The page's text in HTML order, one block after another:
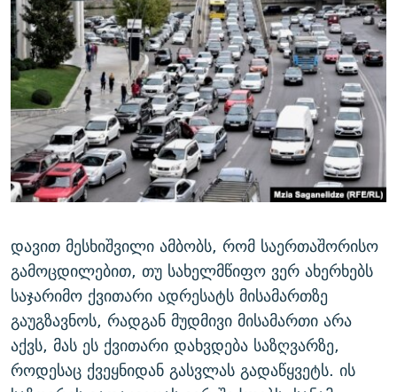
დავით მესხიშვილი ამბობს, რომ საერთაშორისო
გამოცდილებით, თუ სახელმწიფო ვერ ახერხებს
საჯარიმო ქვითარი ადრესატს მისამართზე
გაუგზავნოს, რადგან მუდმივი მისამართი არა
აქვს, მას ეს ქვითარი დახვდება საზღვარზე,
როდესაც ქვეყნიდან გასვლას გადაწყვეტს. ის